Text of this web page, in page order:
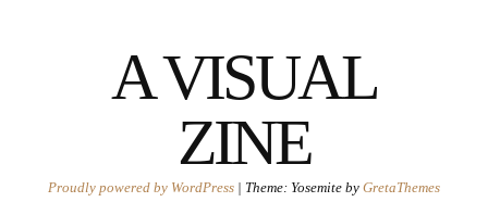
A VISUAL
ZINE
Proudly powered by WordPress | Theme: Yosemite by GretaThemes